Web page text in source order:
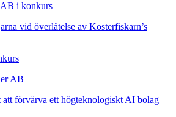
i konkurs
vid överlåtelse av Kosterfiskarn’s
AB
att förvärva ett högteknologiskt AI bolag